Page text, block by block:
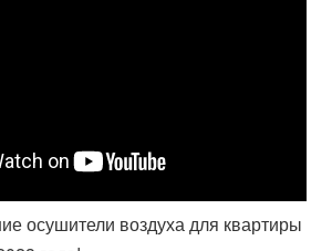
осушители воздуха для квартиры